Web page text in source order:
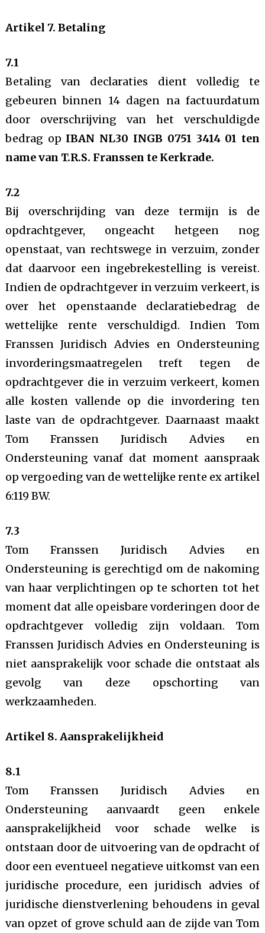
Artikel 7. Betaling
7.1
Betaling van declaraties dient volledig te
gebeuren binnen 14 dagen na factuurdatum
door overschrijving van het verschuldigde
bedrag op IBAN NL30 INGB 0751 3414 01 ten
name van T.R.S. Franssen te Kerkrade.
7.2
Bij overschrijding van deze termijn is de
opdrachtgever, ongeacht hetgeen nog
openstaat, van rechtswege in verzuim, zonder
dat daarvoor een ingebrekestelling is vereist.
Indien de opdrachtgever in verzuim verkeert, is
over het openstaande declaratiebedrag de
wettelijke rente verschuldigd. Indien Tom
Franssen Juridisch Advies en Ondersteuning
invorderingsmaatregelen treft tegen de
opdrachtgever die in verzuim verkeert, komen
alle kosten vallende op die invordering ten
laste van de opdrachtgever. Daarnaast maakt
Tom Franssen Juridisch Advies en
Ondersteuning vanaf dat moment aanspraak
op vergoeding van de wettelijke rente ex artikel
6:119 BW.
7.3
Tom Franssen Juridisch Advies en
Ondersteuning is gerechtigd om de nakoming
van haar verplichtingen op te schorten tot het
moment dat alle opeisbare vorderingen door de
opdrachtgever volledig zijn voldaan. Tom
Franssen Juridisch Advies en Ondersteuning is
niet aansprakelijk voor schade die ontstaat als
gevolg van deze opschorting van
werkzaamheden.
Artikel 8. Aansprakelijkheid
8.1
Tom Franssen Juridisch Advies en
Ondersteuning aanvaardt geen enkele
aansprakelijkheid voor schade welke is
ontstaan door de uitvoering van de opdracht of
door een eventueel negatieve uitkomst van een
juridische procedure, een juridisch advies of
juridische dienstverlening behoudens in geval
van opzet of grove schuld aan de zijde van Tom